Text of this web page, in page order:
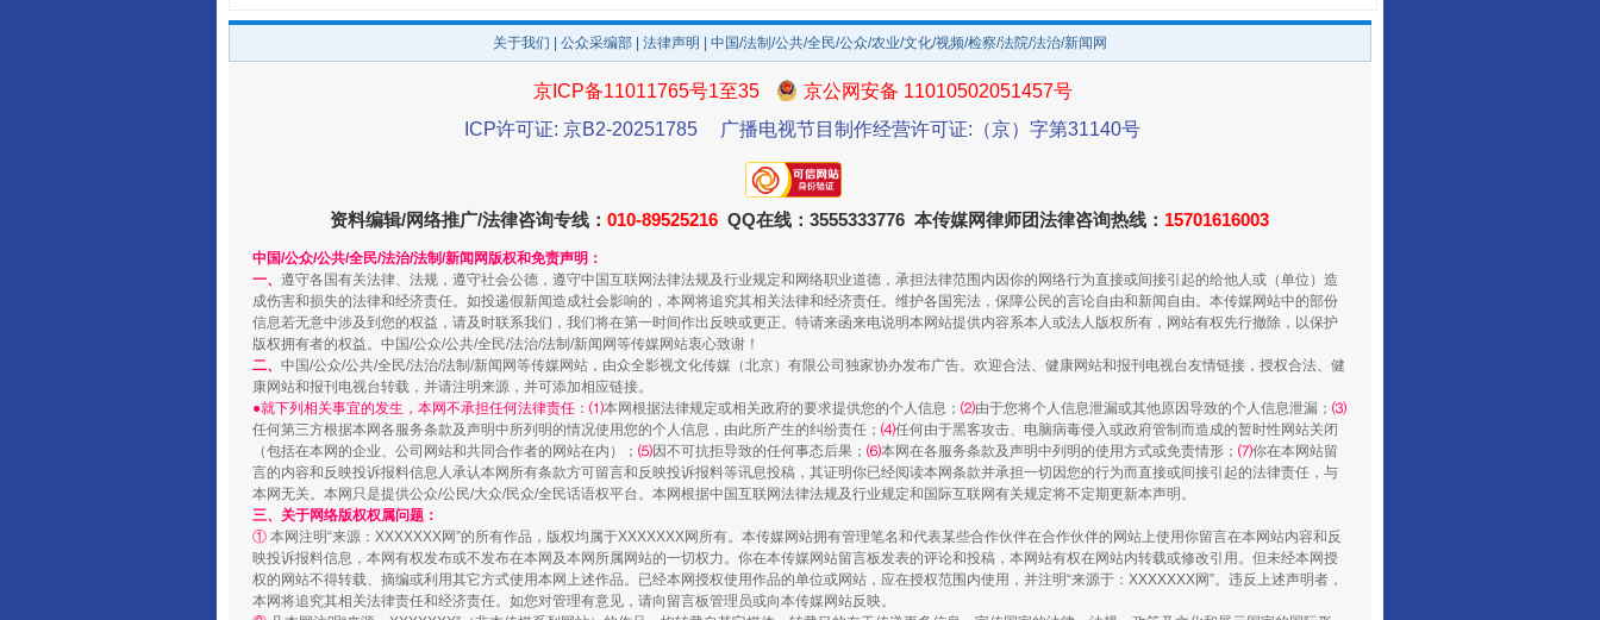
国家大学科技园优化重塑工作
扯下公款旅游的“隐身衣” 如何以同查同治破解风腐交织难题 养老服务师职业资格制度暂行规定
关于我们 公众采编部 法律声明 | 中国/法制/公共/全民/公众/农业/文化/视频/检察/法院/法治/新闻网
京ICP备11011765号1至35
京公网安备 11010502051457号
ICP许可证: 京B2-20251785
广播电视节目制作经营许可证:（京）字第31140号
资料编辑/网络推广/法律咨询专线： 010-89525216 QQ在线：3555333776 本传媒网律师团法律咨询热线： 15701616003
中国/公众/公共/全民/法治/法制/新闻网版权和免责声明：
一、 遵守各国有关法律、法规，遵守社会公德，遵守中国互联网法律法规及行业规定和网络职业道德，承担法律范围内因你的网络行为直接或间接引起的给他人或（单位）造
成伤害和损失的法律和经济责任。如投递假新闻造成社会影响的，本网将追究其相关法律和经济责任。维护各国宪法，保障公民的言论自由和新闻自由。本传媒网站中的部份
信息若无意中涉及到您的权益，请及时联系我们，我们将在第一时间作出反映或更正。特请来函来电说明本网站提供内容系本人或法人版权所有，网站有权先行撤除，以保护
版权拥有者的权益。中国/公众/公共/全民/法治/法制/新闻网等传媒网站衷心致谢！
二、 中国/公众/公共/全民/法治/法制/新闻网等传媒网站，由众全影视文化传媒（北京）有限公司独家协办发布广告。欢迎合法、健康网站和报刊电视台友情链接，授权合法、健
康网站和报刊电视台转载，并请注明来源，并可添加相应链接。
●就下列相关事宜的发生，本网不承担任何法律责任：⑴本网根据法律规定或相关政府的要求提供您的个人信息； ⑵由于您将个人信息泄漏或其他原因导致的个人信息泄漏； ⑶
任何第三方根据本网各服务条款及声明中所列明的情况使用您的个人信息，由此所产生的纠纷责任； ⑷任何由于黑客攻击、电脑病毒侵入或政府管制而造成的暂时性网站关闭
（包括在本网的企业、公司网站和共同合作者的网站在内）； ⑸因不可抗拒导致的任何事态后果； ⑹本网在各服务条款及声明中列明的使用方式或免责情形； ⑺你在本网站留
言的内容和反映投诉报料信息人承认本网所有条款方可留言和反映投诉报料等讯息投稿，其证明你已经阅读本网条款并承担一切因您的行为而直接或间接引起的法律责任，与
本网无关。本网只是提供公众/公民/大众/民众/全民话语权平台。本网根据中国互联网法律法规及行业规定和国际互联网有关规定将不定期更新本声明。
三、关于网络版权权属问题：
① 本网注明“来源：XXXXXXX网”的所有作品，版权均属于XXXXXXX网所有。本传媒网站拥有管理笔名和代表某些合作伙伴在合作伙伴的网站上使用你留言在本网站内容和反
映投诉报料信息，本网有权发布或不发布在本网及本网所属网站的一切权力。你在本传媒网站留言板发表的评论和投稿，本网站有权在网站内转载或修改引用。但未经本网授
权的网站不得转载、摘编或利用其它方式使用本网上述作品。已经本网授权使用作品的单位或网站，应在授权范围内使用，并注明“来源于：XXXXXXX网”。违反上述声明者，
本网将追究其相关法律责任和经济责任。如您对管理有意见，请向留言板管理员或向本传媒网站反映。